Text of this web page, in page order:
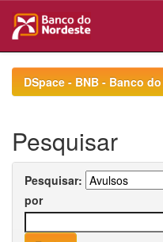
navigationDSpace - BNB - Banco
Pesquisar
Pesquisar:
por